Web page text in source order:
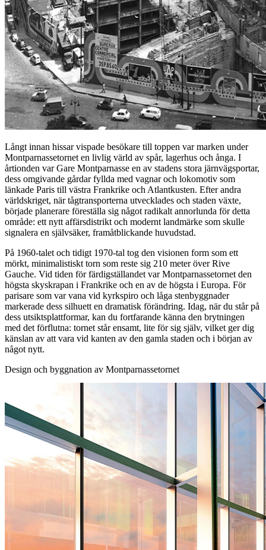
Långt innan hissar vispade besökare till toppen var marken under
Montparnassetornet en livlig värld av spår, lagerhus och ånga. I
årtionden var Gare Montparnasse en av stadens stora järnvägsportar,
dess omgivande gårdar fyllda med vagnar och lokomotiv som
länkade Paris till västra Frankrike och Atlantkusten. Efter andra
världskriget, när tågtransporterna utvecklades och staden växte,
började planerare föreställa sig något radikalt annorlunda för detta
område: ett nytt affärsdistrikt och modernt landmärke som skulle
signalera en självsäker, framåtblickande huvudstad.
På 1960-talet och tidigt 1970-tal tog den visionen form som ett
mörkt, minimalistiskt torn som reste sig 210 meter över Rive
Gauche. Vid tiden för färdigställandet var Montparnassetornet den
högsta skyskrapan i Frankrike och en av de högsta i Europa. För
parisare som var vana vid kyrkspiro och låga stenbyggnader
markerade dess silhuett en dramatisk förändring. Idag, när du står på
dess utsiktsplattformar, kan du fortfarande känna den brytningen
med det förflutna: tornet står ensamt, lite för sig själv, vilket ger dig
känslan av att vara vid kanten av den gamla staden och i början av
något nytt.
Design och byggnation av Montparnassetornet